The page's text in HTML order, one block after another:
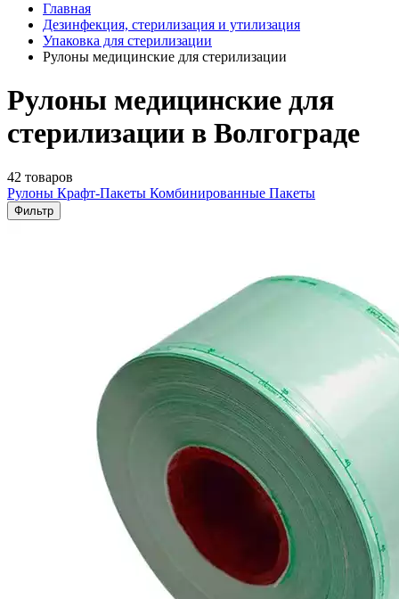
Главная
Дезинфекция, стерилизация и утилизация
Упаковка для стерилизации
Рулоны медицинские для стерилизации
Рулоны медицинские для
стерилизации в Волгограде
42 товаров
Рулоны Крафт-Пакеты Комбинированные Пакеты
Фильтр